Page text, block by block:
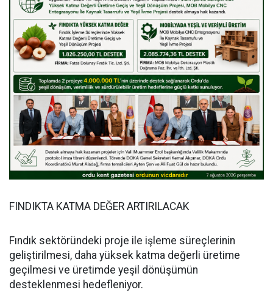
FINDIKTA KATMA DEĞER ARTIRILACAK
Fındık sektöründeki proje ile işleme süreçlerinin
geliştirilmesi, daha yüksek katma değerli üretime
geçilmesi ve üretimde yeşil dönüşümün
desteklenmesi hedefleniyor.